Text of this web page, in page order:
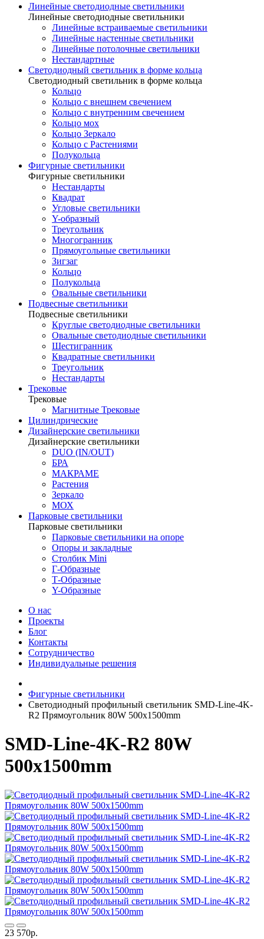
Линейные светодиодные светильники
Линейные светодиодные светильники
Линейные встраиваемые светильники
Линейные настенные светильники
Линейные потолочные светильники
Нестандартные
Светодиодный светильник в форме кольца
Светодиодный светильник в форме кольца
Кольцо
Кольцо с внешнем свечением
Кольцо с внутренним свечением
Кольцо мох
Кольцо Зеркало
Кольцо с Растениями
Полукольца
Фигурные светильники
Фигурные светильники
Нестандарты
Квадрат
Угловые светильники
Y-образный
Треугольник
Многогранник
Прямоугольные светильники
Зигзаг
Кольцо
Полукольца
Овальные светильники
Подвесные светильники
Подвесные светильники
Круглые светодиодные светильники
Овальные светодиодные светильники
Шестигранник
Квадратные светильники
Треугольник
Нестандарты
Трековые
Трековые
Магнитные Трековые
Цилиндрические
Дизайнерские светильники
Дизайнерские светильники
DUO (IN/OUT)
БРА
МАКРАМЕ
Растения
Зеркало
МОХ
Парковые светильники
Парковые светильники
Парковые светильники на опоре
Опоры и закладные
Столбик Mini
Г-Образные
Т-Образные
Y-Образные
О нас
Проекты
Блог
Контакты
Сотрудничество
Индивидуальные решения
Фигурные светильники
Светодиодный профильный светильник SMD-Line-4K-
R2 Прямоугольник 80W 500х1500mm
SMD-Line-4K-R2 80W
500х1500mm
23 570р.